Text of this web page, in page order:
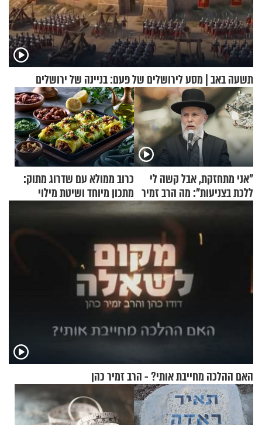
תשעה באב | מסע לירושלים של פעם: בניינה של ירושלים
"אני מתחזקת, אבל קשה לי
ללכת בצניעות": מה הרב זמיר
כרוב ממולא עם שדרוג מתוק:
מתכון מיוחד ושיטת מילוי
שאתם חייבים לנסות
האם ההלכה מחייבת אותי? - הרב זמיר כהן